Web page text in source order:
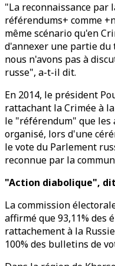
"La reconnaissance par
référendums+ comme
même scénario qu'en
d'annexer une partie
nous n'avons pas à
russe", a-t-il dit.
En 2014, le président
rattachant la Crimée à
le "référendum" que
organisé, lors d'une
le vote du Parlement
reconnue par la
"Action diabolique",
La commission
affirmé que 93,11% des
rattachement à la
100% des bulletins de